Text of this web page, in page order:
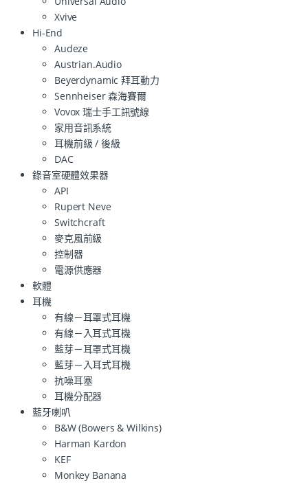
Xvive
Hi-End
Audeze
Austrian.Audio
Beyerdynamic 拜耳動力
Sennheiser 森海賽爾
Vovox 瑞士手工訊號線
家用音訊系統
耳機前級 / 後級
DAC
錄音室硬體效果器
API
Rupert Neve
Switchcraft
麥克風前級
控制器
電源供應器
軟體
耳機
有線－耳罩式耳機
有線－入耳式耳機
藍芽－耳罩式耳機
藍芽－入耳式耳機
抗噪耳塞
耳機分配器
藍牙喇叭
B&W (Bowers & Wilkins)
Harman Kardon
KEF
Monkey Banana